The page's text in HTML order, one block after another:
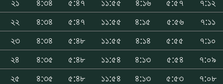
২১
৪:৩৪ ৫:৪৭ ১১:৫৫ ৪:১৬ ৫:৫৭
৭:১২
২২
৪:৩৪ ৫:৪৭ ১১:৫৫ ৪:১৫ ৫:৫৬
৭:১১
২৩
৪:৩৪ ৫:৪৮ ১১:৫৫ ৪:১৪ ৫:৫৫
৭:১০
২৪
৪:৩৫ ৫:৪৮ ১১:৫৪ ৪:১৩ ৫:৫৪
৭:০৯
২৫
৪:৩৫ ৫:৪৮ ১১:৫৪ ৪:১৩ ৫:৫৩
৭:০৮